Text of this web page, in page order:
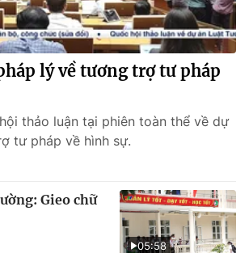
lý về tương trợ tư pháp
thảo luận tại phiên toàn thể về dự
tư pháp về hình sự.
05:58
Gieo chữ